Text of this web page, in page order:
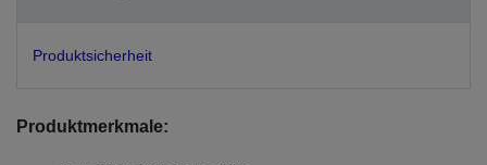
Produktsicherheit
Produktmerkmale: